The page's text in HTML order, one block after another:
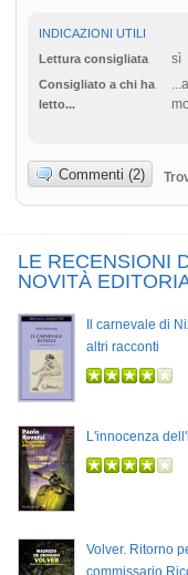
INDICAZIONI UTILI
Lettura consigliata
sì
Consigliato a chi ha
letto...
Commenti (2)
LE RECENSIONI
NOVITÀ
Il carnevale di
altri racconti
L'innocenza
Volver. Ritorno
commissario